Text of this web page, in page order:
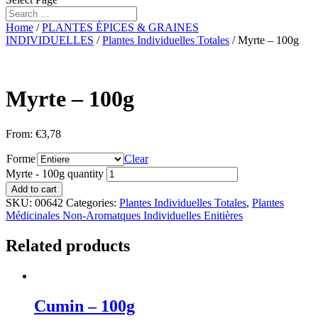
Home /PLANTES ÉPICES & GRAINES
INDIVIDUELLES /Plantes Individuelles Totales / Myrte – 100g
Myrte – 100g
From: €3,78
Forme
Clear
Myrte - 100g quantity
Add to cart
SKU: 00642 Categories: Plantes Individuelles Totales, Plantes
Médicinales Non-Aromatques Individuelles Enitières
Related products
Cumin – 100g